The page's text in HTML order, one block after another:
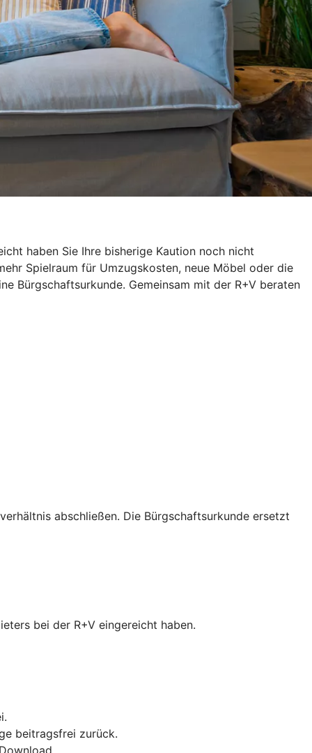
haben Sie Ihre bisherige Kaution noch nicht
Spielraum für Umzugskosten, neue Möbel oder die
Bürgschaftsurkunde. Gemeinsam mit der R+V beraten
abschließen. Die Bürgschaftsurkunde ersetzt
bei der R+V eingereicht haben.
beitragsfrei zurück.